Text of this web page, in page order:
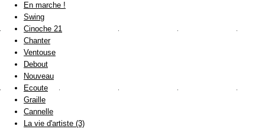
En marche !
Swing
Cinoche 21
Chanter
Ventouse
Debout
Nouveau
Ecoute
Graille
Cannelle
La vie d'artiste (3)